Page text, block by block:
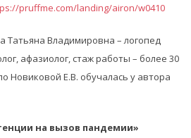
pruffme.com/landing/airon/w0410
Владимировна – логопед
афазиолог, стаж работы – более 30
Новиковой Е.В. обучалась у автора
на вызов пандемии»